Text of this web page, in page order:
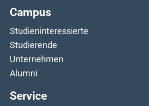
Campus
Studieninteressierte
Studierende
Unternehmen
Alumni
Service